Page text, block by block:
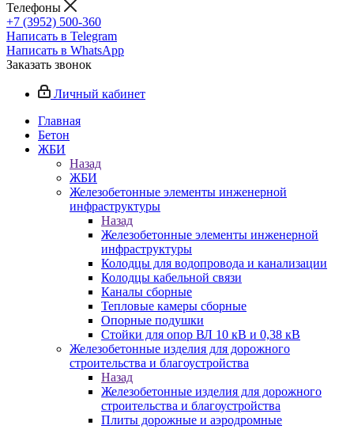
Телефоны
+7 (3952) 500-360
Написать в Telegram
Написать в WhatsApp
Заказать звонок
Личный кабинет
Главная
Бетон
ЖБИ
Назад
ЖБИ
Железобетонные элементы инженерной
инфраструктуры
Назад
Железобетонные элементы инженерной
инфраструктуры
Колодцы для водопровода и канализации
Колодцы кабельной связи
Каналы сборные
Тепловые камеры сборные
Опорные подушки
Стойки для опор ВЛ 10 кВ и 0,38 кВ
Железобетонные изделия для дорожного
строительства и благоустройства
Назад
Железобетонные изделия для дорожного
строительства и благоустройства
Плиты дорожные и аэродромные